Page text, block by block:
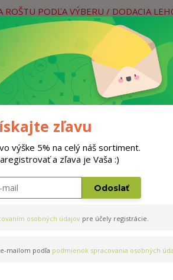
ROŠTU PODĽA VÝBERU / DODACIA
Hľadať
Neviete si rady? Zavolajte.
Postele
zľavu
výške 5% na celý náš sortiment.
a zľava je Vaša :)
Odoslať
osobných údajov pre účely registrácie.
mailom podľa podmienok spracovania osobných